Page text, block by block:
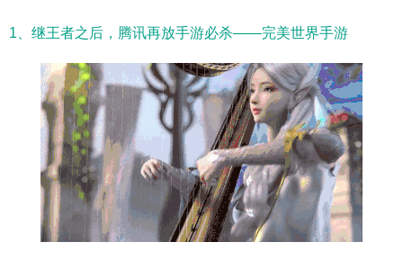
1、继王者之后，腾讯再放手游必杀——完美世界手游